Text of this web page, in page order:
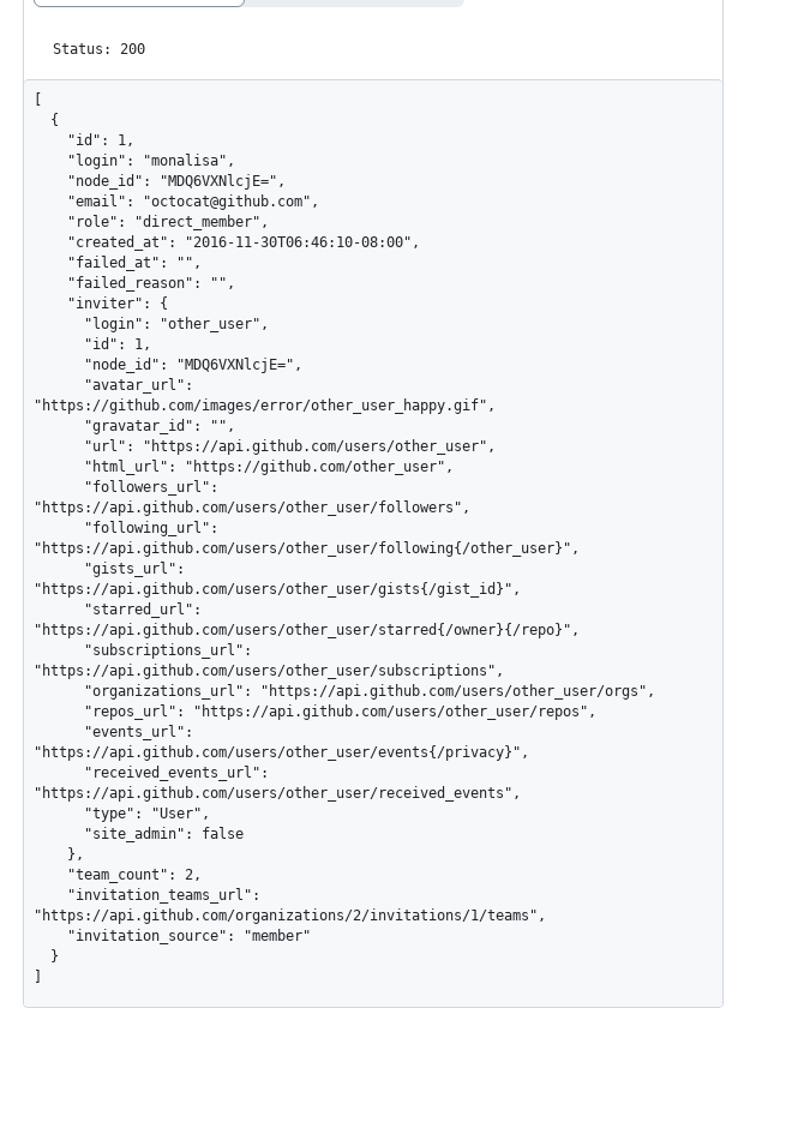
Status: 200
"https://github.com/images/error/other_user_happy.gif",
"https://api.github.com/users/other_user/followers",
"https://api.github.com/users/other_user/following{/other_user}",
"https://api.github.com/users/other_user/gists{/gist_id}",
"https://api.github.com/users/other_user/starred{/owner}{/repo}",
"https://api.github.com/users/other_user/subscriptions",
"https://api.github.com/users/other_user/events{/privacy}",
"https://api.github.com/users/other_user/received_events",
"https://api.github.com/organizations/2/invitations/1/teams",